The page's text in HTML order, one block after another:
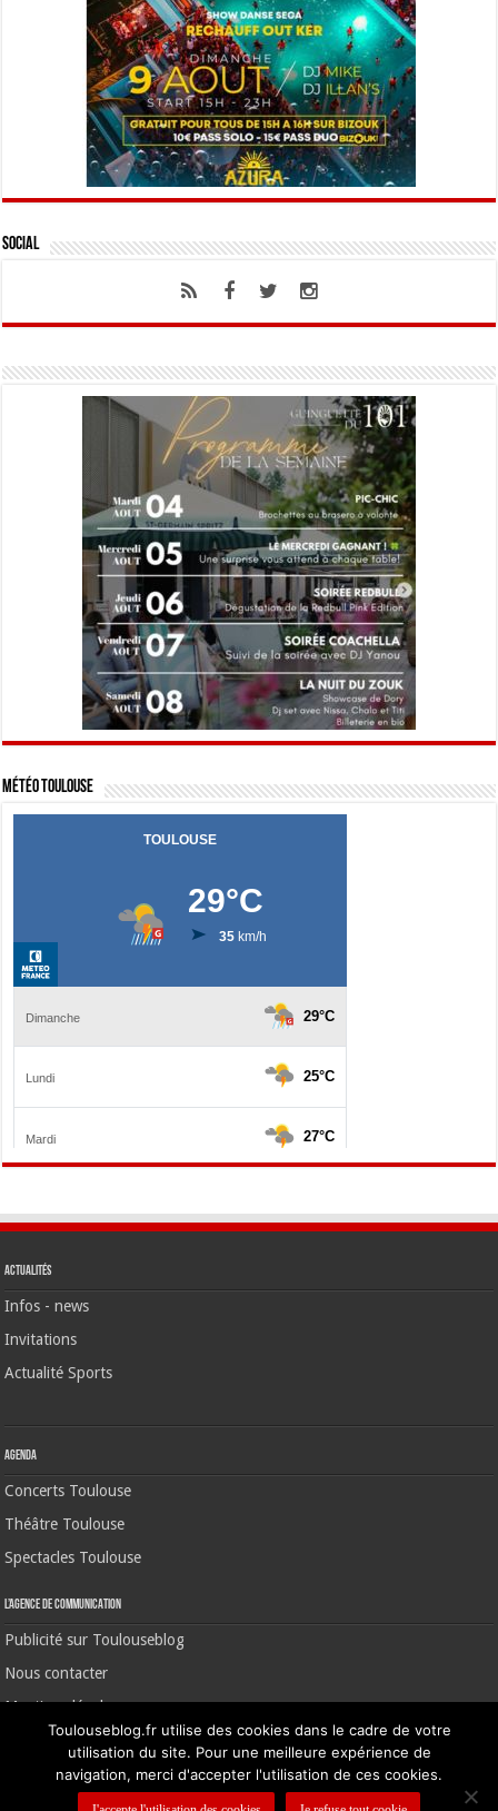
Social
Météo Toulouse
Actualités
Infos - news
Invitations
Actualité Sports
Agenda
Concerts Toulouse
Théâtre Toulouse
Spectacles Toulouse
L’agence de communication
Publicité sur Toulouseblog
Nous contacter
Mentions légales
©2006-2026 Toulouse Blog | CNIL N° 1391640
Toulouseblog.fr utilise des cookies dans le cadre de votre
utilisation du site. Pour une meilleure expérience de
navigation, merci d'accepter l'utilisation de ces cookies.